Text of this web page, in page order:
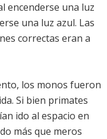
encenderse una luz
una luz azul. Las
correctas eran a
los monos fueron
Si bien primates
ido al espacio en
más que meros